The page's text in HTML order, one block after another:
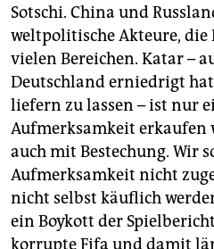
Sotschi. China und
weltpolitische Akteure, die
vielen Bereichen. Katar –
Deutschland erniedrigt
liefern zu lassen – ist nur
Aufmerksamkeit erkaufen
auch mit Bestechung. Wir
Aufmerksamkeit nicht
nicht selbst käuflich
ein Boykott der
korrupte Fifa und damit